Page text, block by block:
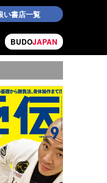
い書店一覧
BUDOJAPAN